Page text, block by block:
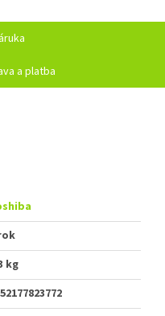
a platba
kg